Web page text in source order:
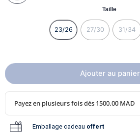
Taille
23/26 27/30 31/34
Ajouter au panier
Emballage cadeau offert